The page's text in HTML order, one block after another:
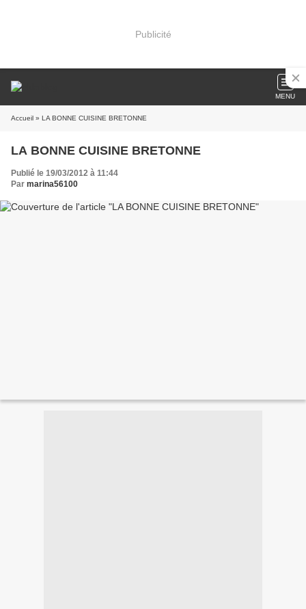
Publicité
MENU
Accueil » LA BONNE CUISINE BRETONNE
LA BONNE CUISINE BRETONNE
Publié le 19/03/2012 à 11:44
Par marina56100